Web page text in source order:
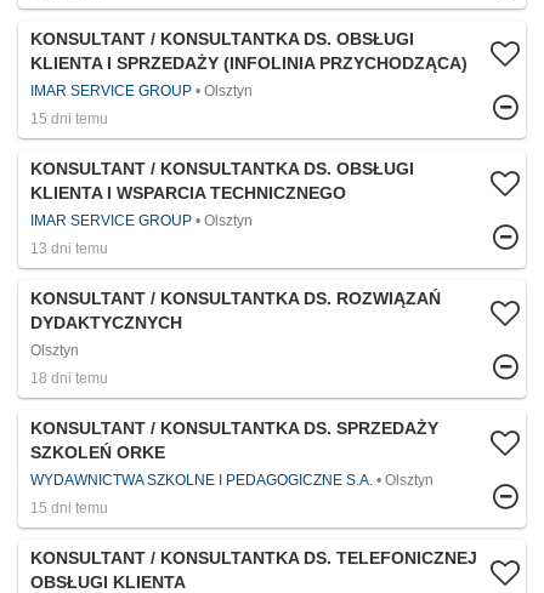
KONSULTANT / KONSULTANTKA DS. OBSŁUGI
KLIENTA I SPRZEDAŻY (INFOLINIA PRZYCHODZĄCA)
IMAR SERVICE GROUP
Olsztyn
15 dni temu
KONSULTANT / KONSULTANTKA DS. OBSŁUGI
KLIENTA I WSPARCIA TECHNICZNEGO
IMAR SERVICE GROUP
Olsztyn
13 dni temu
KONSULTANT / KONSULTANTKA DS. ROZWIĄZAŃ
DYDAKTYCZNYCH
Olsztyn
18 dni temu
KONSULTANT / KONSULTANTKA DS. SPRZEDAŻY
SZKOLEŃ ORKE
WYDAWNICTWA SZKOLNE I PEDAGOGICZNE S.A.
Olsztyn
15 dni temu
KONSULTANT / KONSULTANTKA DS. TELEFONICZNEJ
OBSŁUGI KLIENTA